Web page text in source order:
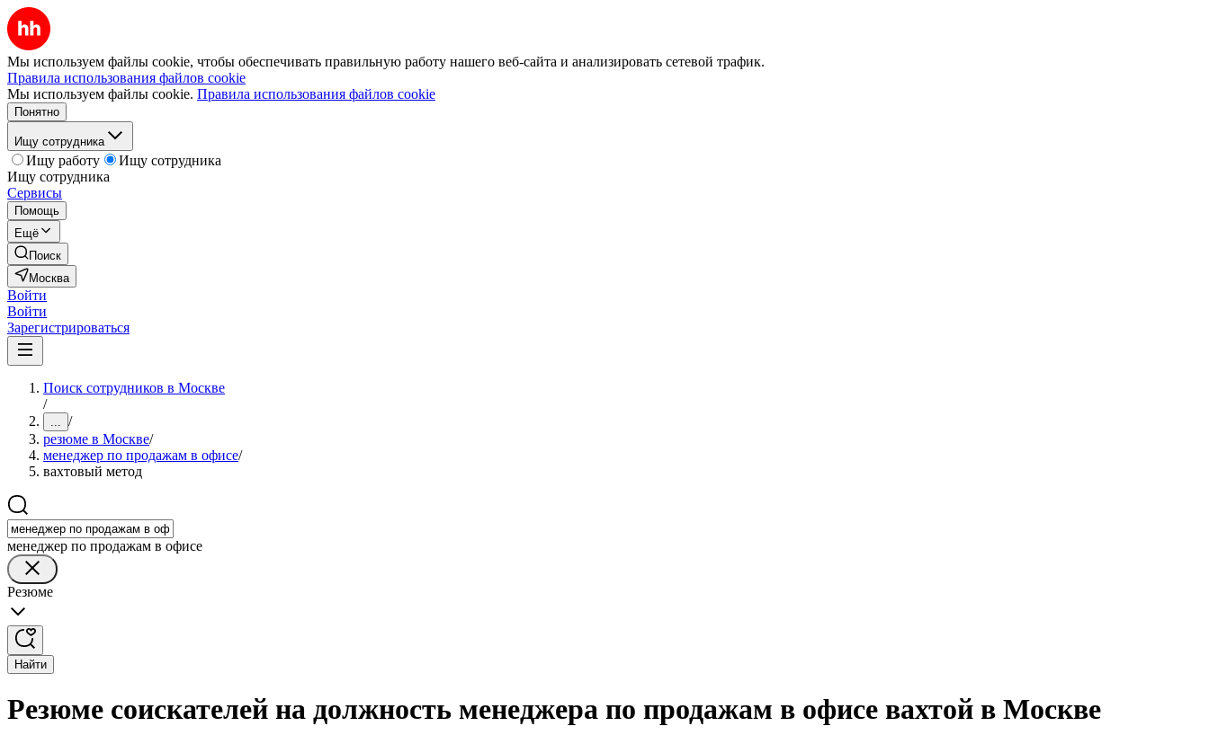
Мы используем файлы cookie, чтобы обеспечивать правильную работу нашего веб-сайта и анализировать сетевой трафик.
Правила использования файлов cookie
Мы используем файлы cookie. Правила использования файлов cookie
Понятно
Ищу сотрудника
Ищу работу
Ищу сотрудника
Ищу сотрудника
Сервисы
Помощь
Ещё
Поиск
Москва
Войти
Войти
Зарегистрироваться
Поиск сотрудников в Москве
/
... /
резюме в Москве/
менеджер по продажам в офисе/
вахтовый метод
менеджер по продажам в офисе
Резюме
Найти
Резюме соискателей на должность менеджера по продажам в офисе вахтой в Москве